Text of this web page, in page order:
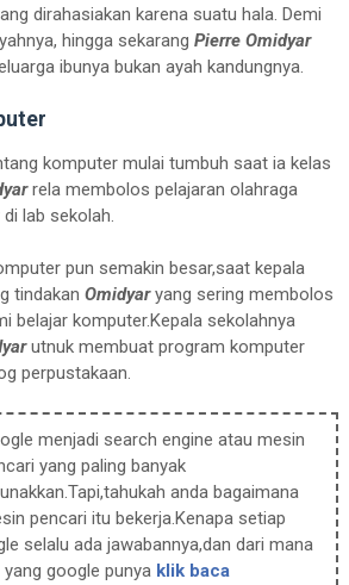
dirahasiakan karena suatu hala. Demi
hingga sekarang Pierre Omidyar
ibunya bukan ayah kandungnya.
komputer mulai tumbuh saat ia kelas
rela membolos pelajaran olahraga
lab sekolah.
pun semakin besar,saat kepala
tindakan Omidyaryang sering membolos
belajar komputer.Kepala sekolahnya
utnuk membuat program komputer
perpustakaan.
menjadi search engine atau mesin
yang paling banyak
anda bagaimana
pencari itu bekerja.Kenapa setiap
selalu ada jawabannya,dan dari mana
google punya klik baca